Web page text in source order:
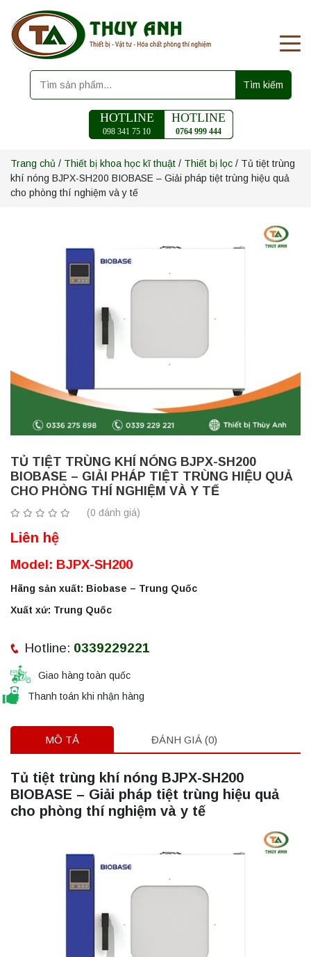
Tìm kiếm
HOTLINE
098 341 75 10
HOTLINE
0764 999 444
Trang chủ / Thiết bị khoa học kĩ thuật / Thiết bị lọc / Tủ tiệt trùng
khí nóng BJPX-SH200 BIOBASE – Giải pháp tiệt trùng hiệu quả
cho phòng thí nghiệm và y tế
TỦ TIỆT TRÙNG KHÍ NÓNG BJPX-SH200
BIOBASE – GIẢI PHÁP TIỆT TRÙNG HIỆU QUẢ
CHO PHÒNG THÍ NGHIỆM VÀ Y TẾ
(0 đánh giá)
Liên hệ
Model: BJPX-SH200
Hãng sản xuất: Biobase – Trung Quốc
Xuất xứ: Trung Quốc
Hotline: 0339229221
Giao hàng toàn quốc
Thanh toán khi nhận hàng
MÔ TẢ ĐÁNH GIÁ (0)
Tủ tiệt trùng khí nóng BJPX-SH200
BIOBASE – Giải pháp tiệt trùng hiệu quả
cho phòng thí nghiệm và y tế